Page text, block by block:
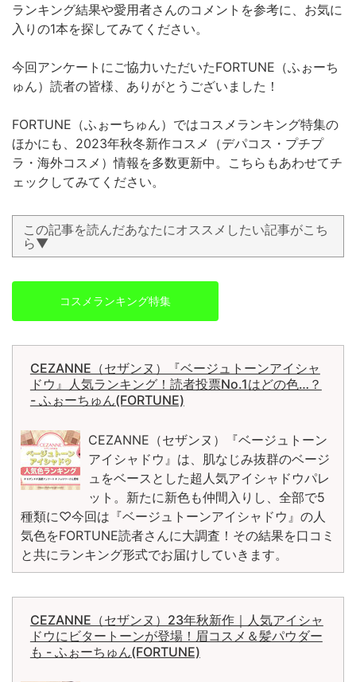
ランキング結果や愛用者さんのコメントを参考に、お気に
入りの1本を探してみてください。
今回アンケートにご協力いただいたFORTUNE（ふぉーち
ゅん）読者の皆様、ありがとうございました！
FORTUNE（ふぉーちゅん）ではコスメランキング特集の
ほかにも、2023年秋冬新作コスメ（デパコス・プチプ
ラ・海外コスメ）情報を多数更新中。こちらもあわせてチ
ェックしてみてください。
この記事を読んだあなたにオススメしたい記事がこち
ら▼
コスメランキング特集
CEZANNE（セザンヌ）『ベージュトーンアイシャ
ドウ』人気ランキング！読者投票No.1はどの色…？
- ふぉーちゅん(FORTUNE)
CEZANNE（セザンヌ）『ベージュトーン
アイシャドウ』は、肌なじみ抜群のベージ
ュをベースとした超人気アイシャドウパレ
ット。新たに新色も仲間入りし、全部で5
種類に♡今回は『ベージュトーンアイシャドウ』の人
気色をFORTUNE読者さんに大調査！その結果を口コミ
と共にランキング形式でお届けしていきます。
CEZANNE（セザンヌ）23年秋新作｜人気アイシャ
ドウにビタートーンが登場！眉コスメ＆髪パウダー
も - ふぉーちゅん(FORTUNE)